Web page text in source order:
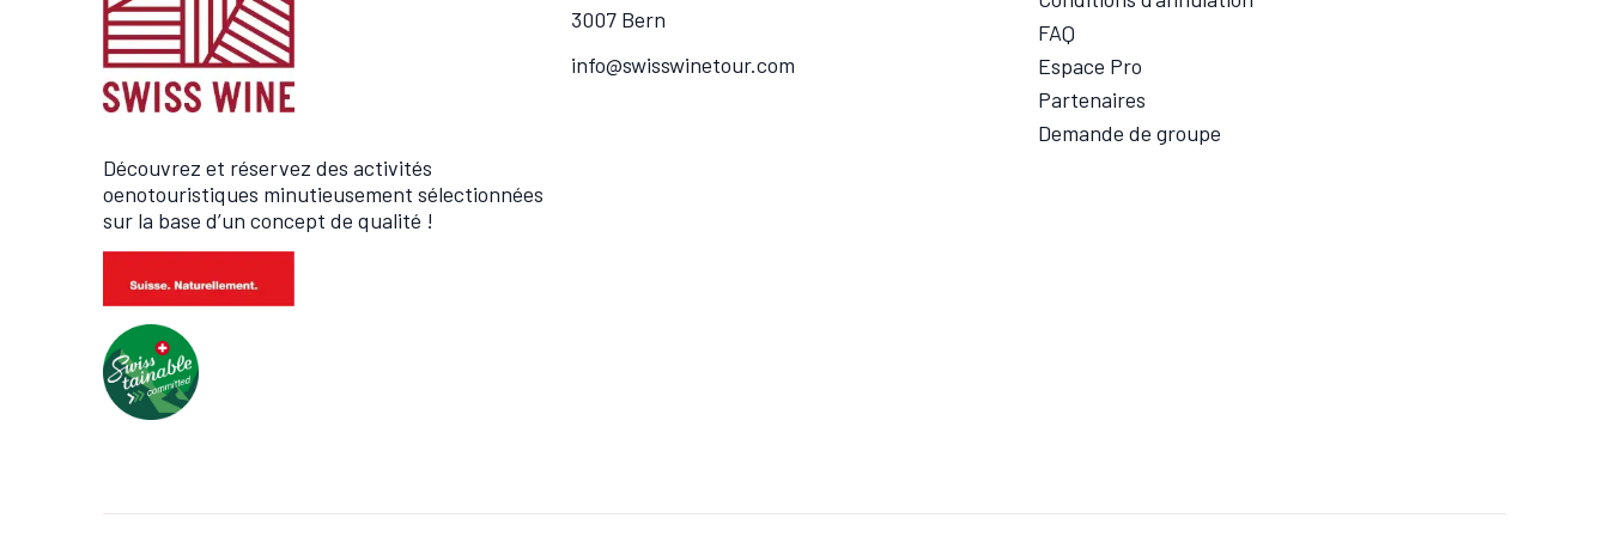
Découvrez et réservez des activités
oenotouristiques minutieusement sélectionnées
sur la base d’un concept de qualité !
3007 Bern
info@swisswinetour.com
FAQ
Espace Pro
Partenaires
Demande de groupe